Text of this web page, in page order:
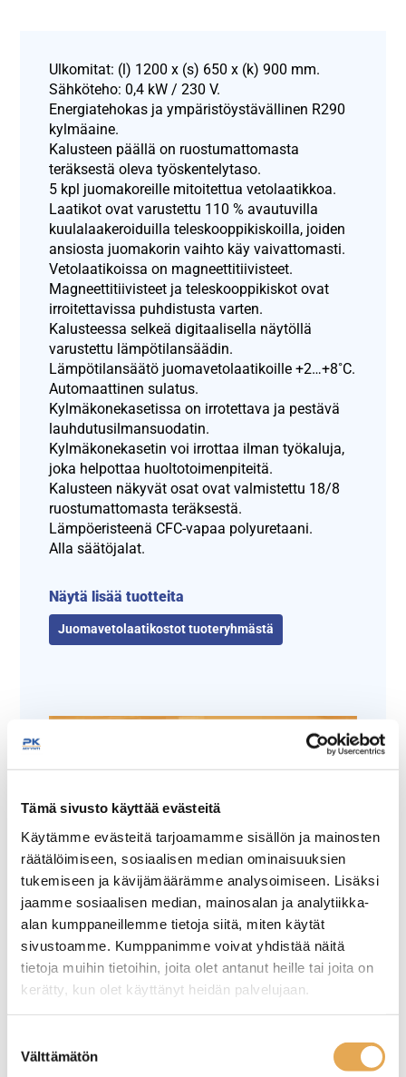
Tämä sivusto käyttää evästeitä
Käytämme evästeitä tarjoamamme sisällön ja mainosten
räätälöimiseen, sosiaalisen median ominaisuuksien
tukemiseen ja kävijämäärämme analysoimiseen. Lisäksi
jaamme sosiaalisen median, mainosalan ja analytiikka-
alan kumppaneillemme tietoja siitä, miten käytät
sivustoamme. Kumppanimme voivat yhdistää näitä
tietoja muihin tietoihin, joita olet antanut heille tai joita on
kerätty, kun olet käyttänyt heidän palvelujaan.
valinta
Välttämätön
Ulkomitat: (l) 1200 x (s) 650 x (k) 900 mm.
Sähköteho: 0,4 kW / 230 V.
Energiatehokas ja ympäristöystävällinen R290
kylmäaine.
Kalusteen päällä on ruostumattomasta
teräksestä oleva työskentelytaso.
5 kpl juomakoreille mitoitettua vetolaatikkoa.
Laatikot ovat varustettu 110 % avautuvilla
kuulalaakeroiduilla teleskooppikiskoilla, joiden
ansiosta juomakorin vaihto käy vaivattomasti.
Vetolaatikoissa on magneettitiivisteet.
Magneettitiivisteet ja teleskooppikiskot ovat
irroitettavissa puhdistusta varten.
Kalusteessa selkeä digitaalisella näytöllä
varustettu lämpötilansäädin.
Lämpötilansäätö juomavetolaatikoille +2…+8˚C.
Automaattinen sulatus.
Kylmäkonekasetissa on irrotettava ja pestävä
lauhdutusilmansuodatin.
Kylmäkonekasetin voi irrottaa ilman työkaluja,
joka helpottaa huoltotoimenpiteitä.
Kalusteen näkyvät osat ovat valmistettu 18/8
ruostumattomasta teräksestä.
Lämpöeristeenä CFC-vapaa polyuretaani.
Alla säätöjalat.
Näytä lisää tuotteita
Juomavetolaatikostot tuoteryhmästä
Tämäkin laite sopivasti
rahoituksella
TUTUSTU ›